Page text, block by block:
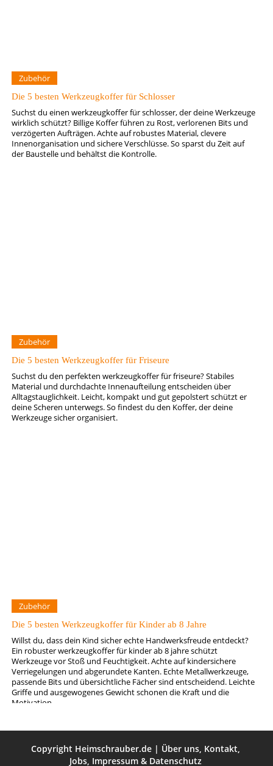
Zubehör
Die 5 besten Werkzeugkoffer für Schlosser
Suchst du einen werkzeugkoffer für schlosser, der deine Werkzeuge
wirklich schützt? Billige Koffer führen zu Rost, verlorenen Bits und
verzögerten Aufträgen. Achte auf robustes Material, clevere
Innenorganisation und sichere Verschlüsse. So sparst du Zeit auf
der Baustelle und behältst die Kontrolle.
Zubehör
Die 5 besten Werkzeugkoffer für Friseure
Suchst du den perfekten werkzeugkoffer für friseure? Stabiles
Material und durchdachte Innenaufteilung entscheiden über
Alltagstauglichkeit. Leicht, kompakt und gut gepolstert schützt er
deine Scheren unterwegs. So findest du den Koffer, der deine
Werkzeuge sicher organisiert.
Zubehör
Die 5 besten Werkzeugkoffer für Kinder ab 8 Jahre
Willst du, dass dein Kind sicher echte Handwerksfreude entdeckt?
Ein robuster werkzeugkoffer für kinder ab 8 jahre schützt
Werkzeuge vor Stoß und Feuchtigkeit. Achte auf kindersichere
Verriegelungen und abgerundete Kanten. Echte Metallwerkzeuge,
passende Bits und übersichtliche Fächer sind entscheidend. Leichte
Griffe und ausgewogenes Gewicht schonen die Kraft und die
Motivation.
Copyright Heimschrauber.de | Über uns, Kontakt,
Jobs, Impressum & Datenschutz